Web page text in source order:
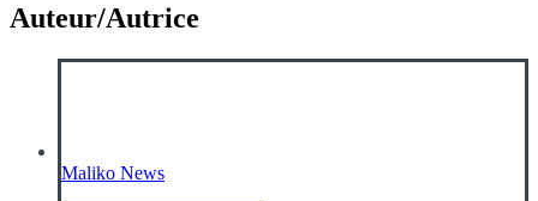
Auteur/Autrice
Maliko News